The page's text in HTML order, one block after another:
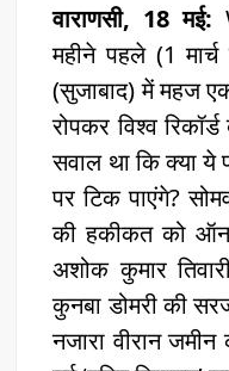
वाराणसी, 18 मई:
महीने पहले (1
(सुजाबाद) में महज
रोपकर विश्व
सवाल था कि क्या
पर टिक पाएंगे?
की हकीकत को
अशोक कुमार
कुनबा डोमरी की
नजारा वीरान